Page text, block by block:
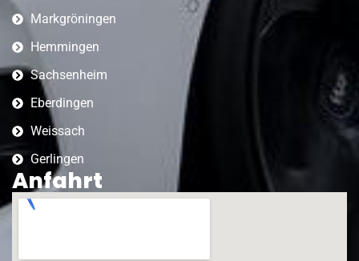
Markgröningen
Hemmingen
Sachsenheim
Eberdingen
Weissach
Gerlingen
Anfahrt